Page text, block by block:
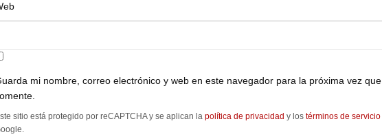
mi nombre, correo electrónico y web en este navegador para la próxima vez que
sitio está protegido por reCAPTCHA y se aplican lapolítica de privacidad y lostérminos de servicio